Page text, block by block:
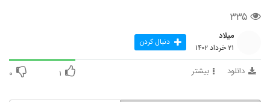
۳۳۵
میلاد
۲۱ خرداد ۱۴۰۲ دنبال کردن
دانلود بیشتر ۱ ۰